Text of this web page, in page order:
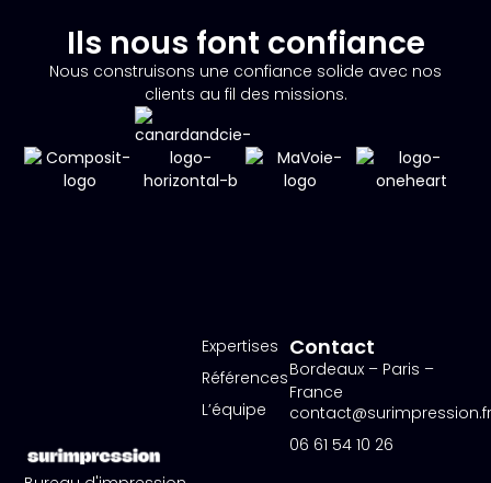
Ils nous font confiance
Nous construisons une confiance solide avec nos
clients au fil des missions.
Expertises
Références
L’équipe
Contact
Bordeaux – Paris –
France
06 61 54 10 26